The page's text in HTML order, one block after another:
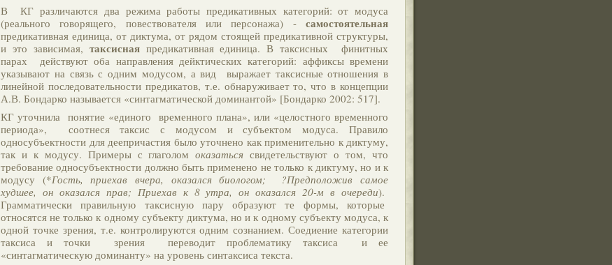
В КГ различаются два режима работы предикативных категорий: от модуса
(реального говорящего, повествователя или персонажа) - самостоятельная
предикативная единица, от диктума, от рядом стоящей предикативной структуры,
и это зависимая, таксиснаяпредикативная единица. В таксисных финитных
парах действуют оба направления дейктических категорий: аффиксы времени
указывают на связь с одним модусом, а вид выражает таксисные отношения в
линейной последовательности предикатов, т.е. обнаруживает то, что в концепции
А.В. Бондарко называется «синтагматической доминантой» [Бондарко 2002: 517].
КГ уточнила понятие «единого временного плана», или «целостного временного
периода», соотнеся таксис с модусом и субъектом модуса. Правило
односубъектности для деепричастия было уточнено как применительно к диктуму,
так и к модусу. Примеры с глаголомоказатьсясвидетельствуют о том, что
требование односубъектности должно быть применено не только к диктуму, но и к
модусу (*Гость, приехав вчера, оказался биологом; ?Предположив самое
худшее, он оказался прав; Приехав к 8 утра, он оказался 20-м в очереди).
Грамматически правильную таксисную пару образуют те формы, которые
относятся не только к одному субъекту диктума, но и к одному субъекту модуса, к
одной точке зрения, т.е. контролируются одним сознанием. Соедиение категории
таксиса и точки зрения переводит проблематику таксиса и ее
«синтагматическую доминанту» на уровень синтаксиса текста.